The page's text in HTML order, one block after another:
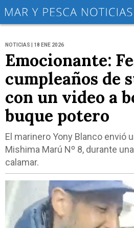
NOTICIAS | 18 ENE 2026
Emocionante:
cumpleaños de
con un video a
buque potero
El marinero Yony Blanco envió
Mishima Marú Nº 8, durante
calamar.